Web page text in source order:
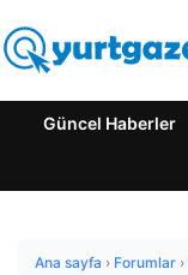
Güncel Haberler
Ana sayfa › Forumlar ›